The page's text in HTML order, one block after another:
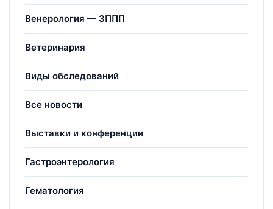
Венерология — ЗППП
Ветеринария
Виды обследований
Все новости
Выставки и конференции
Гастроэнтерология
Гематология